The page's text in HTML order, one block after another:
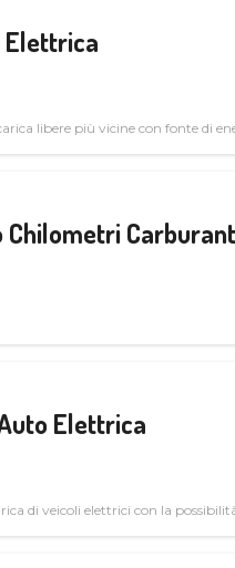
Elettrica
libere più vicine con fonte di
Chilometri
Elettrica
di veicoli elettrici con la possibilità